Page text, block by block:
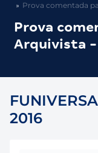
Prova comentada
Prova
Arquivista -
2016